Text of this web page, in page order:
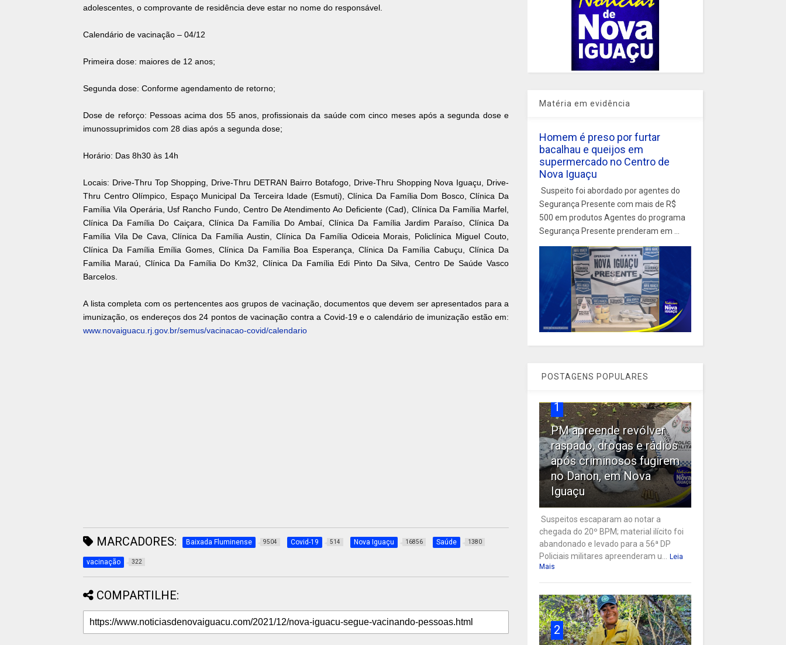
adolescentes, o comprovante de residência deve estar no nome do responsável.
Calendário de vacinação – 04/12
Primeira dose: maiores de 12 anos;
Segunda dose: Conforme agendamento de retorno;
Dose de reforço: Pessoas acima dos 55 anos, profissionais da saúde com cinco meses após a segunda dose e
imunossuprimidos com 28 dias após a segunda dose;
Horário: Das 8h30 às 14h
Locais: Drive-Thru Top Shopping, Drive-Thru DETRAN Bairro Botafogo, Drive-Thru Shopping Nova Iguaçu, Drive-
Thru Centro Olímpico, Espaço Municipal Da Terceira Idade (Esmuti), Clínica Da Família Dom Bosco, Clínica Da
Família Vila Operária, Usf Rancho Fundo, Centro De Atendimento Ao Deficiente (Cad), Clínica Da Família Marfel,
Clínica Da Família Do Caiçara, Clínica Da Família Do Ambaí, Clínica Da Família Jardim Paraíso, Clínica Da
Família Vila De Cava, Clínica Da Família Austin, Clínica Da Família Odiceia Morais, Policlínica Miguel Couto,
Clínica Da Família Emília Gomes, Clínica Da Família Boa Esperança, Clínica Da Família Cabuçu, Clínica Da
Família Maraú, Clínica Da Família Do Km32, Clínica Da Família Edi Pinto Da Silva, Centro De Saúde Vasco
Barcelos.
A lista completa com os pertencentes aos grupos de vacinação, documentos que devem ser apresentados para a
imunização, os endereços dos 24 pontos de vacinação contra a Covid-19 e o calendário de imunização estão em:
www.novaiguacu.rj.gov.br/semus/vacinacao-covid/calendario
MARCADORES: Baixada Fluminense 9504 Covid-19 514 Nova Iguaçu 16856 Saúde 1380
vacinação 322
COMPARTILHE:
Matéria em evidência
Homem é preso por furtar
bacalhau e queijos em
supermercado no Centro de
Nova Iguaçu
Suspeito foi abordado por agentes do
Segurança Presente com mais de R$
500 em produtos Agentes do programa
Segurança Presente prenderam em ...
POSTAGENS POPULARES
1
PM apreende revólver
raspado, drogas e rádios
após criminosos fugirem
no Danon, em Nova
Iguaçu
Suspeitos escaparam ao notar a
chegada do 20º BPM; material ilícito foi
abandonado e levado para a 56ª DP
Policiais militares apreenderam u...
Leia
Mais
2